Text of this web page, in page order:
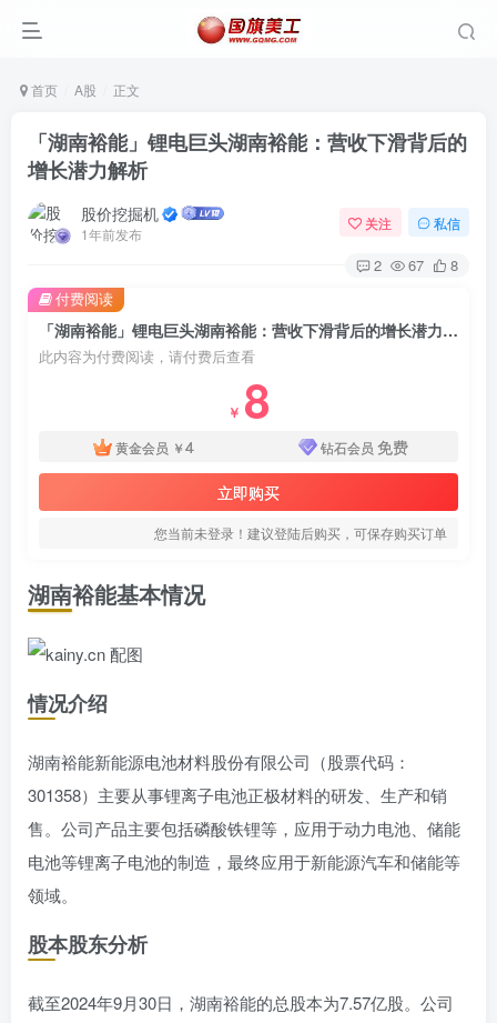
首页 A股 正文
「湖南裕能」锂电巨头湖南裕能：营收下滑背后的
增长潜力解析
股价挖掘机
1年前发布
关注 私信
2 67 8
「湖南裕能」锂电巨头湖南裕能：营收下滑背后的增长潜力解析
此内容为付费阅读，请付费后查看
￥ 8
黄金会员 ￥4 钻石会员 免费
立即购买
您当前未登录！建议登陆后购买，可保存购买订单
付费阅读
湖南裕能基本情况
情况介绍
湖南裕能新能源电池材料股份有限公司（股票代码：
301358）主要从事锂离子电池正极材料的研发、生产和销
售。公司产品主要包括磷酸铁锂等，应用于动力电池、储能
电池等锂离子电池的制造，最终应用于新能源汽车和储能等
领域。
股本股东分析
截至2024年9月30日，湖南裕能的总股本为7.57亿股。公司